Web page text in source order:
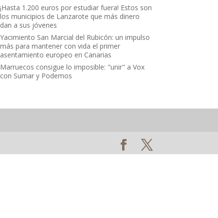
¡Hasta 1.200 euros por estudiar fuera! Estos son
los municipios de Lanzarote que más dinero
dan a sus jóvenes
Yacimiento San Marcial del Rubicón: un impulso
más para mantener con vida el primer
asentamiento europeo en Canarias
Marruecos consigue lo imposible: "unir" a Vox
con Sumar y Podemos